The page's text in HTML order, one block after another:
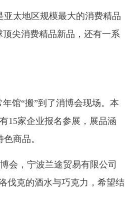
太地区规模最大的消费精品
尖消费精品新品，还有一系
馆“搬”到了消博会现场。本
15家企业报名参展，展品涵
商品。
会，宁波兰途贸易有限公司
伐克的酒水与巧克力，希望结